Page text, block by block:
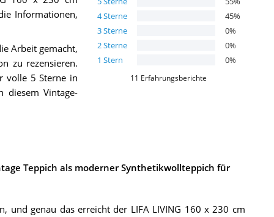
4Sterne 45%
3Sterne 0%
2Sterne 0%
1 Stern 0%
11 Erfahrungsberichte
Informationen,
Arbeit gemacht,
zu rezensieren.
volle 5 Sterne in
diesem Vintage-
Teppich als moderner Synthetikwollteppich für
und genau das erreicht der LIFA LIVING 160 x 230 cm